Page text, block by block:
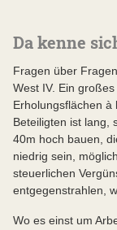
Da kenne
Fragen über
West IV. Ein
Erholungsflächen à
Beteiligten ist lang,
40m hoch bauen,
niedrig sein,
steuerlichen
entgegenstrahlen,
Wo es einst um